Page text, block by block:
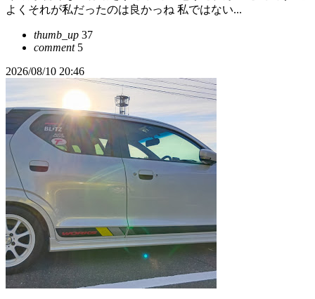
よくそれが私だったのは良かっね 私ではない...
thumb_up 37
comment5
2026/08/10 20:46